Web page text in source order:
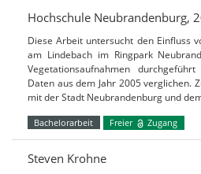
Hochschule Neubrandenburg,
Diese Arbeit untersucht den Einfluss
am Lindebach im Ringpark
Vegetationsaufnahmen
Daten aus dem Jahr 2005 verglichen.
mit der Stadt Neubrandenburg und
Bachelorarbeit Freier Zugang
Steven Krohne